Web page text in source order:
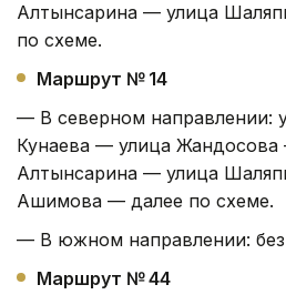
Алтынсарина — улица
по схеме.
Маршрут № 14
— В северном направлении:
Кунаева — улица Жандосова
Алтынсарина — улица
Ашимова — далее по схеме.
— В южном направлении: без
Маршрут № 44